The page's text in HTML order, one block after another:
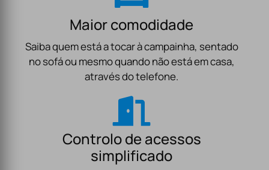
Maior comodidade
Saiba quem está a tocar à campainha, sentado
no sofá ou mesmo quando não está em casa,
através do telefone.
Controlo de acessos
simplificado